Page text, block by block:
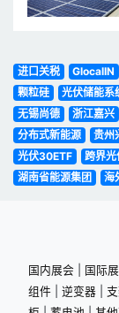
进口关税 GlocalIN
颗粒硅
光伏储能系
无锡尚德
浙江嘉兴
分布式新能源
贵州
光伏30ETF
跨界光
湖南省能源集团
海
国内展会 国际
组件
逆变器